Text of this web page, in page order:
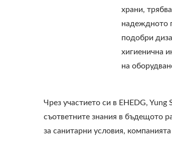
храни,
надеждното
подобри
хигиенична
на
Чрез участието си в EHEDG,
съответните знания в бъдещото
за санитарни условия,